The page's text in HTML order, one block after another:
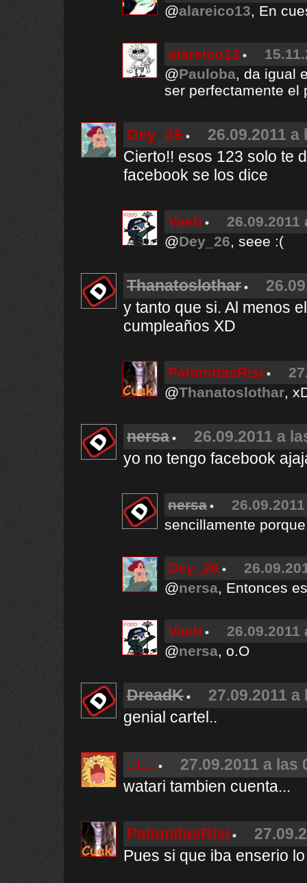
@alareico13, En
alareico13
@Pauloba, da igual
ser perfectamente el
Dey_26
26.09.2011 a
Cierto!! esos 123 solo te
facebook se los dice
Vaeb
26.09.2011
@Dey_26, seee :(
Thanatoslothar
y tanto que si. Al menos
cumpleaños XD
PalomitasRisi
@Thanatoslothar,
nersa
26.09.2011 a
yo no tengo facebook
nersa
sencillamente
Dey_26
@nersa, Entonces
Vaeb
26.09.2011
@nersa, o.O
DreadK
27.09.2011 a
genial cartel..
.:L:.
27.09.2011 a las
watari tambien cuenta...
PalomitasRisi
Pues si que iba enserio